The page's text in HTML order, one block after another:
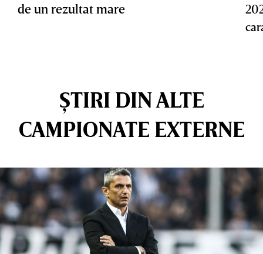
de un rezultat mare
ȘTIRI DIN ALTE
CAMPIONATE EXTERNE